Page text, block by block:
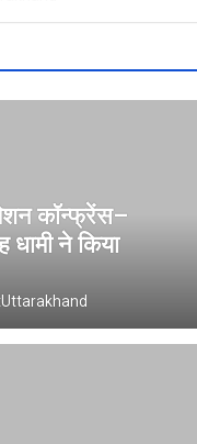
कॉन्फ्रेंस–
ने किया